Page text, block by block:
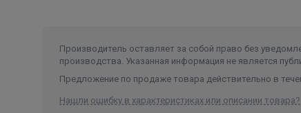
Производитель оставляет за собой право без
производства. Указанная информация не является
Предложение по продаже товара действительно в
Нашли ошибку в характеристиках или описании товара?